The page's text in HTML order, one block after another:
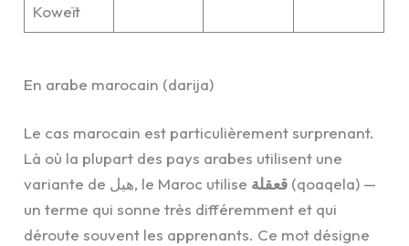
Koweït
En arabe marocain (darija)
Le cas marocain est particulièrement surprenant.
Là où la plupart des pays arabes utilisent une
variante de هيل, le Maroc utilise قعقلة (qoaqela) —
un terme qui sonne très différemment et qui
déroute souvent les apprenants. Ce mot désigne